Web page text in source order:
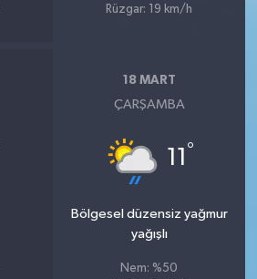
Rüzgar: 19 km/h
18 MART
ÇARŞAMBA
11 °
Bölgesel düzensiz yağmur
yağışlı
Nem: %50